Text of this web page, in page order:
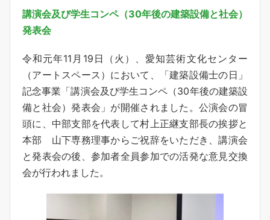
講演会及び学生コンペ（30年後の建築設備と社会）
発表会
令和元年11月19日（火）、愛知芸術文化センター
（アートスペース）において、「建築設備士の日」
記念事業「講演会及び学生コンペ（30年後の建築設
備と社会）発表会」が開催されました。公演会の冒
頭に、中部支部を代表して村上正継支部長の挨拶と
本部 山下専務理事からご祝辞をいただき、講演会
と発表会の後、参加者全員参加での活発な意見交換
会が行われました。